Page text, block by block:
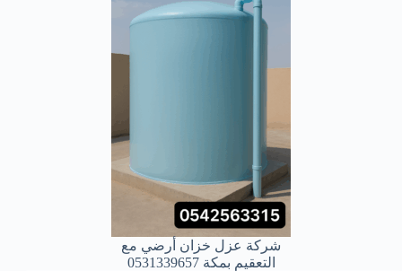
شركة عزل خزان أرضي مع
التعقيم بمكة 0531339657